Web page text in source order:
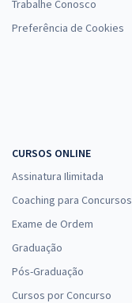
Trabalhe Conosco
Preferência de Cookies
CURSOS ONLINE
Assinatura Ilimitada
Coaching para Concursos
Exame de Ordem
Graduação
Pós-Graduação
Cursos por Concurso